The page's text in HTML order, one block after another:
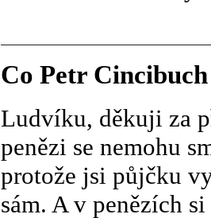
Co Petr
Ludvíku, děkuji za
penězi se nemohu
protože jsi půjčku
sám. A v penězích